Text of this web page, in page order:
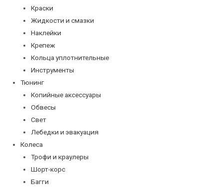
Краски
Жидкости и смазки
Наклейки
Крепеж
Кольца уплотнительные
Инструменты
Тюнинг
Копийные аксессуары
Обвесы
Свет
Лебедки и эвакуация
Колеса
Трофи и краулеры
Шорт-корс
Багги